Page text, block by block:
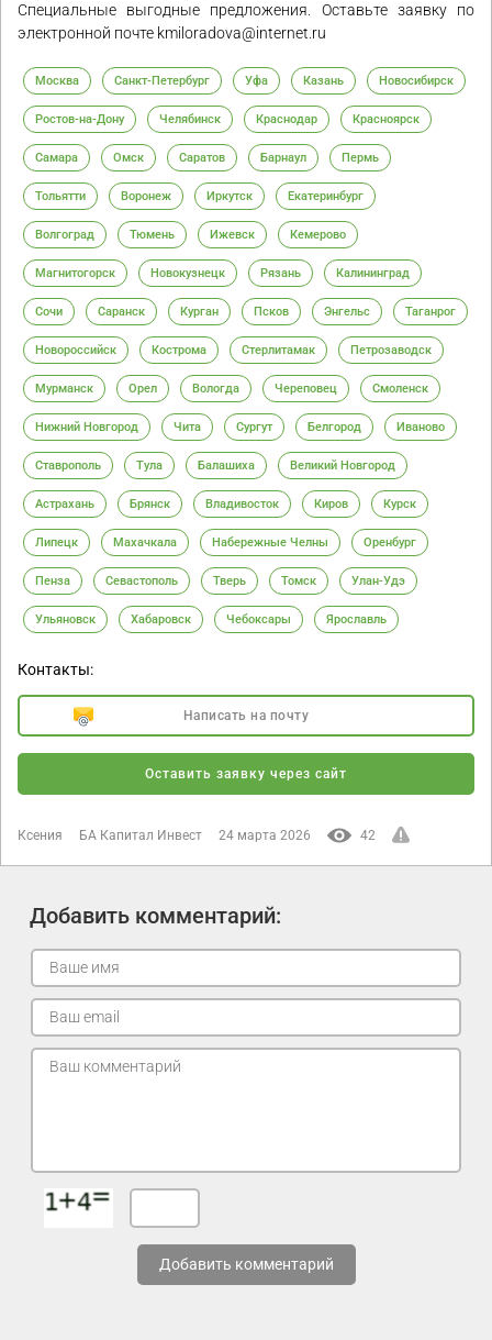
Специальные выгодные предложения. Оставьте заявку по
электронной почте kmiloradova@internet.ru
Москва Санкт-Петербург Уфа Казань Новосибирск
Ростов-на-Дону Челябинск Краснодар Красноярск
Самара Омск Саратов Барнаул Пермь
Тольятти Воронеж Иркутск Екатеринбург
Волгоград Тюмень Ижевск Кемерово
Магнитогорск Новокузнецк Рязань Калининград
Сочи Саранск Курган Псков Энгельс Таганрог
Новороссийск Кострома Стерлитамак Петрозаводск
Мурманск Орел Вологда Череповец Смоленск
Нижний Новгород Чита Сургут Белгород Иваново
Ставрополь Тула Балашиха Великий Новгород
Астрахань Брянск Владивосток Киров Курск
Липецк Махачкала Набережные Челны Оренбург
Пенза Севастополь Тверь Томск Улан-Удэ
Ульяновск Хабаровск Чебоксары Ярославль
Контакты:
Написать на почту
Оставить заявку через сайт
Ксения БА Капитал Инвест 24 марта 2026 42
Добавить комментарий:
Добавить комментарий